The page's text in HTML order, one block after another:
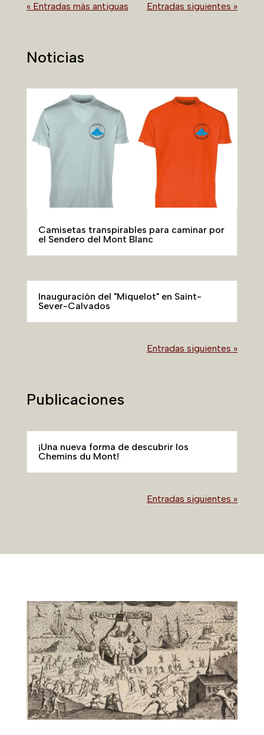
« Entradas más antiguas Entradas siguientes »
Noticias
Camisetas transpirables para caminar por
el Sendero del Mont Blanc
Inauguración del "Miquelot" en Saint-
Sever-Calvados
Entradas siguientes »
Publicaciones
¡Una nueva forma de descubrir los
Chemins du Mont!
Entradas siguientes »